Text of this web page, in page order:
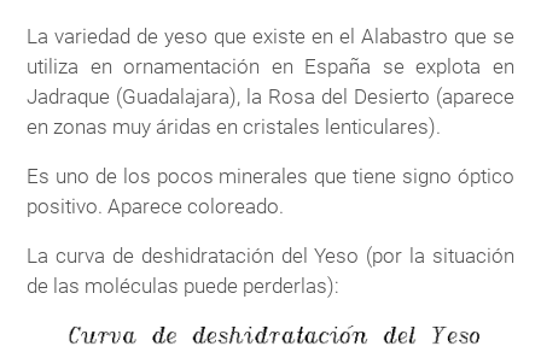
La variedad de yeso que existe en el Alabastro que se
utiliza en ornamentación en España se explota en
Jadraque (Guadalajara), la Rosa del Desierto (aparece
en zonas muy áridas en cristales lenticulares).
Es uno de los pocos minerales que tiene signo óptico
positivo. Aparece coloreado.
La curva de deshidratación del Yeso (por la situación
de las moléculas puede perderlas):